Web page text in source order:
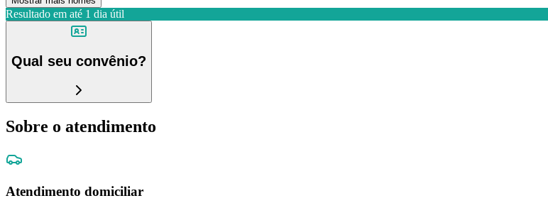
Resultado em até 1 dia útil
Qual seu convênio?
Sobre o atendimento
Atendimento domiciliar